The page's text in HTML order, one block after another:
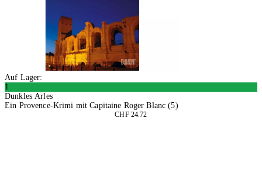
Auf Lager:
1
Dunkles Arles
Ein Provence-Krimi mit Capitaine Roger Blanc (5)
CHF 24.72